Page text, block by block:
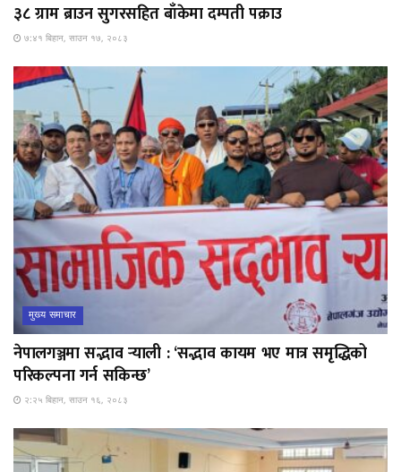
३८ ग्राम ब्राउन सुगरसहित बाँकेमा दम्पती पक्राउ
७:४१ बिहान, साउन १७, २०८३
मुख्य समाचार
नेपालगञ्जमा सद्भाव र्‍याली : ‘सद्भाव कायम भए मात्र समृद्धिको
परिकल्पना गर्न सकिन्छ’
२:२५ बिहान, साउन १६, २०८३